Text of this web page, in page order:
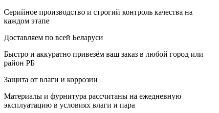
Серийное производство и строгий контроль качества на
каждом этапе
Доставляем по всей Беларуси
Быстро и аккуратно привезём ваш заказ в любой город или
район РБ
Защита от влаги и коррозии
Материалы и фурнитура рассчитаны на ежедневную
эксплуатацию в условиях влаги и пара